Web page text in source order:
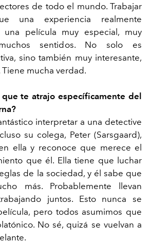
de todo el mundo. Trabajar
una experiencia realmente
una película muy especial, muy
sentidos. No solo es
sino también muy interesante,
mucha verdad.
te atrajo específicamente del
interpretar a una detective
su colega, Peter (Sarsgaard),
ella y reconoce que merece el
que él. Ella tiene que luchar
de la sociedad, y él sabe que
más. Probablemente llevan
juntos. Esto nunca se
pero todos asumimos que
No sé, quizá se vuelvan a